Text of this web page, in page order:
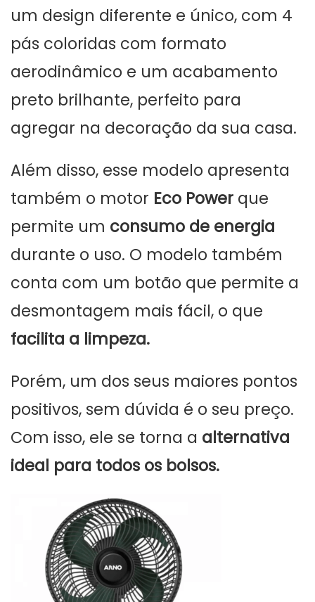
um design diferente e único, com 4
pás coloridas com formato
aerodinâmico e um acabamento
preto brilhante, perfeito para
agregar na decoração da sua casa.
Além disso, esse modelo apresenta
também o motor Eco Power que
permite um consumo de energia
durante o uso. O modelo também
conta com um botão que permite a
desmontagem mais fácil, o que
facilita a limpeza.
Porém, um dos seus maiores pontos
positivos, sem dúvida é o seu preço.
Com isso, ele se torna a alternativa
ideal para todos os bolsos.